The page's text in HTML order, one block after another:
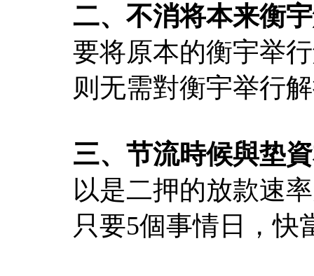
二、不消将本来衡
要将原本的衡宇举
则无需對衡宇举行
三、节流時候與垫
以是二押的放款速
只要5個事情日，快